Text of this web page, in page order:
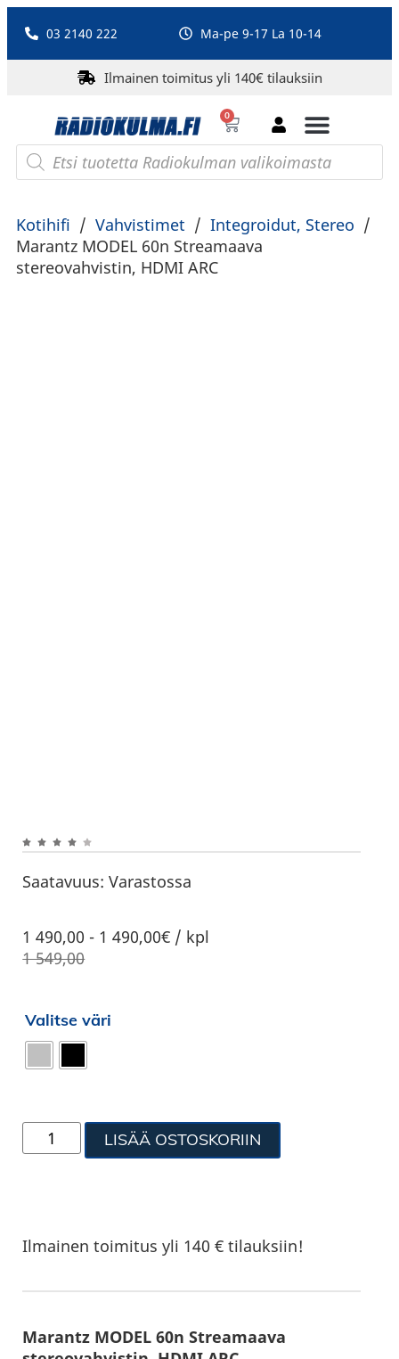
03 2140 222 Ma-pe 9-17 La 10-14
Ilmainen toimitus yli 140€ tilauksiin
0
Kotihifi / Vahvistimet / Integroidut, Stereo /
Marantz MODEL 60n Streamaava
stereovahvistin, HDMI ARC
Saatavuus: Varastossa
1 490,00 - 1 490,00€ / kpl
1 549,00
Valitse väri
LISÄÄ OSTOSKORIIN
Ilmainen toimitus yli 140 € tilauksiin!
Marantz MODEL 60n Streamaava